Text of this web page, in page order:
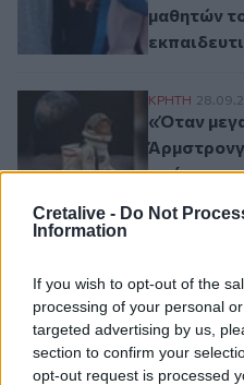
Cretalive - Do Not
Information
If you wish to opt-out of the
processing of your personal
targeted advertising by us,
section to confirm your
opt-out request is processed
μαθητών
«Όταν
ΚΡΗΤΗ
«Όταν
πρόγραμμα